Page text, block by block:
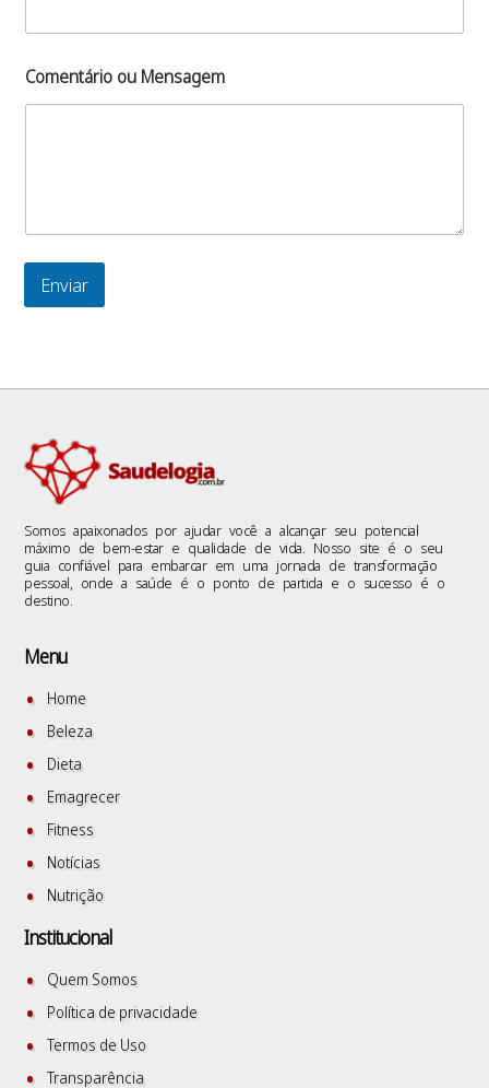
Comentário ou Mensagem
Enviar
Somos apaixonados por ajudar você a alcançar seu potencial
máximo de bem-estar e qualidade de vida. Nosso site é o seu
guia confiável para embarcar em uma jornada de transformação
pessoal, onde a saúde é o ponto de partida e o sucesso é o
destino.
Menu
Home
Beleza
Dieta
Emagrecer
Fitness
Notícias
Nutrição
Institucional
Quem Somos
Política de privacidade
Termos de Uso
Transparência